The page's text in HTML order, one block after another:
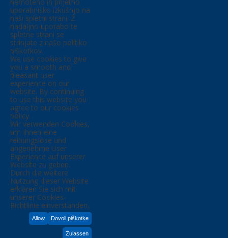
uporabniško izkušnjo na
naši spletni strani. Z
nadaljno uporabo te
spletne strani se
strinjate z našo politiko
piškotkov.
We use cookies to give
you a smooth and
pleasant user
experience on our
website. By continuing
to use this website you
agree to our cookies
policy.
Wir verwenden Cookies,
um Ihnen eine
reibungslose und
angenehme User
Experience auf unserer
Website zu geben.
Durch die weitere
Nutzung dieser Website
erklären Sie sich mit
unserer Cookies-
Richtlinie einverstanden.
Dovoli piškotke
Allow
Zulassen